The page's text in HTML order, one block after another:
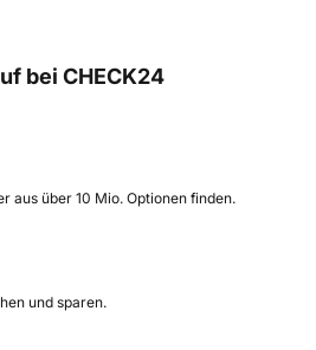
bei CHECK24
aus über 10 Mio. Optionen finden.
und sparen.